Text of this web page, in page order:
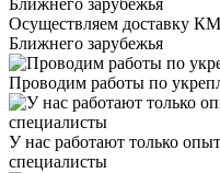
Осуществляем доставку
Ближнего зарубежья
Проводим работы по
У нас работают только
специалисты